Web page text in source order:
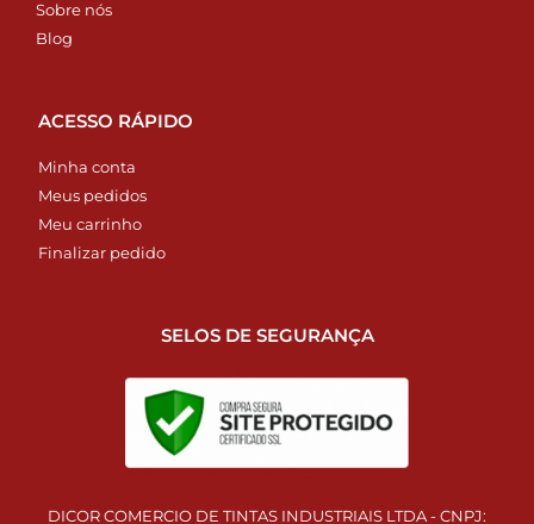
Sobre nós
Blog
ACESSO RÁPIDO
Minha conta
Meus pedidos
Meu carrinho
Finalizar pedido
SELOS DE SEGURANÇA
DICOR COMERCIO DE TINTAS INDUSTRIAIS LTDA - CNPJ: